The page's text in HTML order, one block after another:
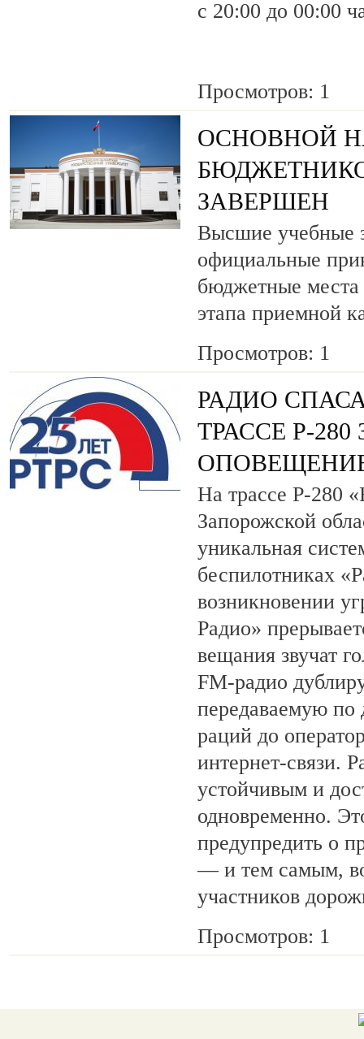
с 20:00 до 00:00
Просмотров: 1
ОСНОВНОЙ
ЗАВЕРШЕН
Высшие учебные
официальные
бюджетные места
этапа приемной
Просмотров: 1
РАДИО
ТРАССЕ Р-
На трассе Р-280
Запорожской
уникальная
беспилотниках
возникновении
Радио»
вещания звучат
FM-радио
передаваемую по
раций до
интернет-связи.
устойчивым и
одновременно.
предупредить о
— и тем самым,
участников
Просмотров: 1